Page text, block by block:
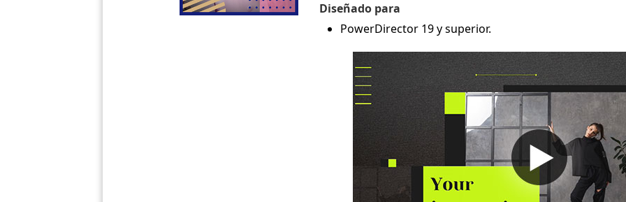
Diseñado para
PowerDirector 19 y superior.